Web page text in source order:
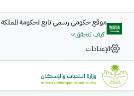
موقع حكومي رسمي تابع لحكومة المملكة
كيف تتحقق
الإعدادات